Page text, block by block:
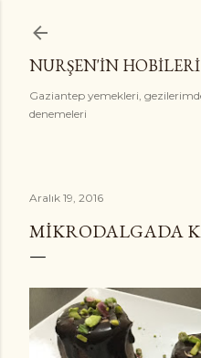
NURŞEN'İN HOBİLERİ
Gaziantep yemekleri,
denemeleri
Aralık 19, 2016
MIKRODALGADA